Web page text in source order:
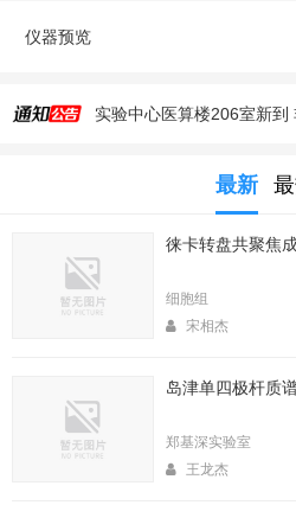
仪器预览
实验中心医算楼206室新到
生命科学实验中心2025年
2025年4月春季大型仪器培
生命中心2025寒假值班表
2026年春季大型仪器培训
生命科学实验中心2026年寒
最新
徕卡转盘共聚焦
细胞组
宋相杰
岛津单四极杆质
郑基深实验室
王龙杰